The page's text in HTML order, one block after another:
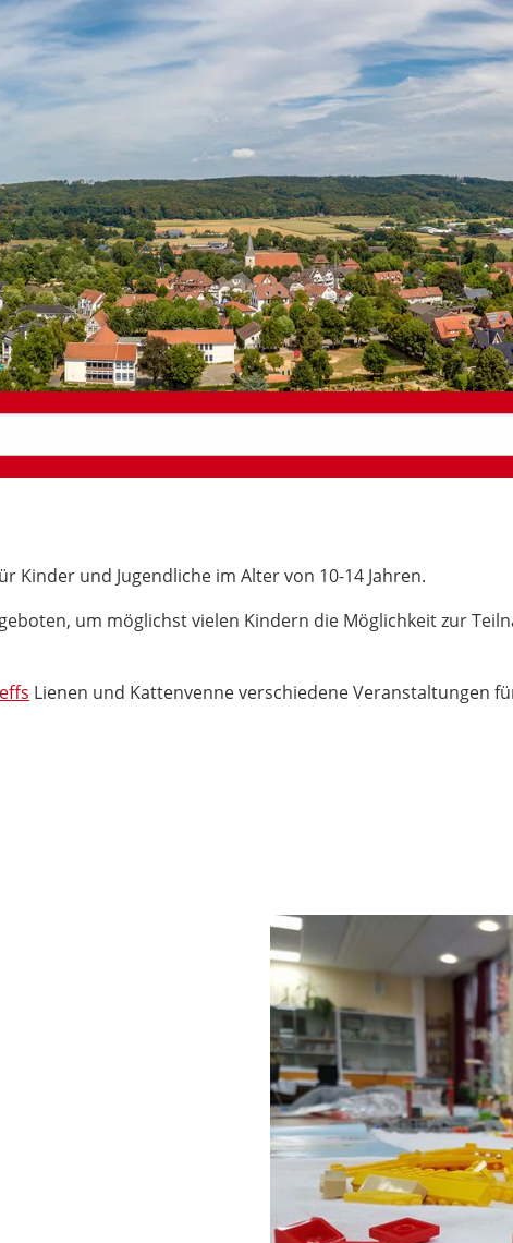
Kinder und Jugendliche im Alter von 10-14 Jahren.
um möglichst vielen Kindern die Möglichkeit zur
Lienen und Kattenvenne verschiedene Veranstaltungen